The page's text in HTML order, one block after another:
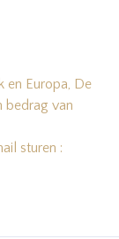
en Europa, De
bedrag van
sturen :